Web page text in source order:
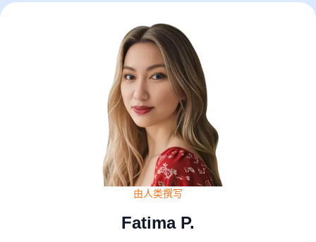
由人类撰写
Fatima P.